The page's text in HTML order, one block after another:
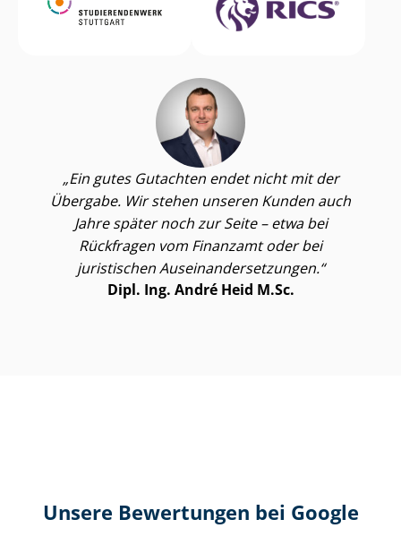
Ein gutes Gutachten endet nicht mit der
Übergabe. Wir stehen unseren Kunden auch
Jahre später noch zur Seite – etwa bei
Rückfragen vom Finanzamt oder bei
juristischen Aus­ein­an­der­set­zun­gen.
Dipl. Ing. André Heid M.Sc.
Unsere Bewertungen bei Google